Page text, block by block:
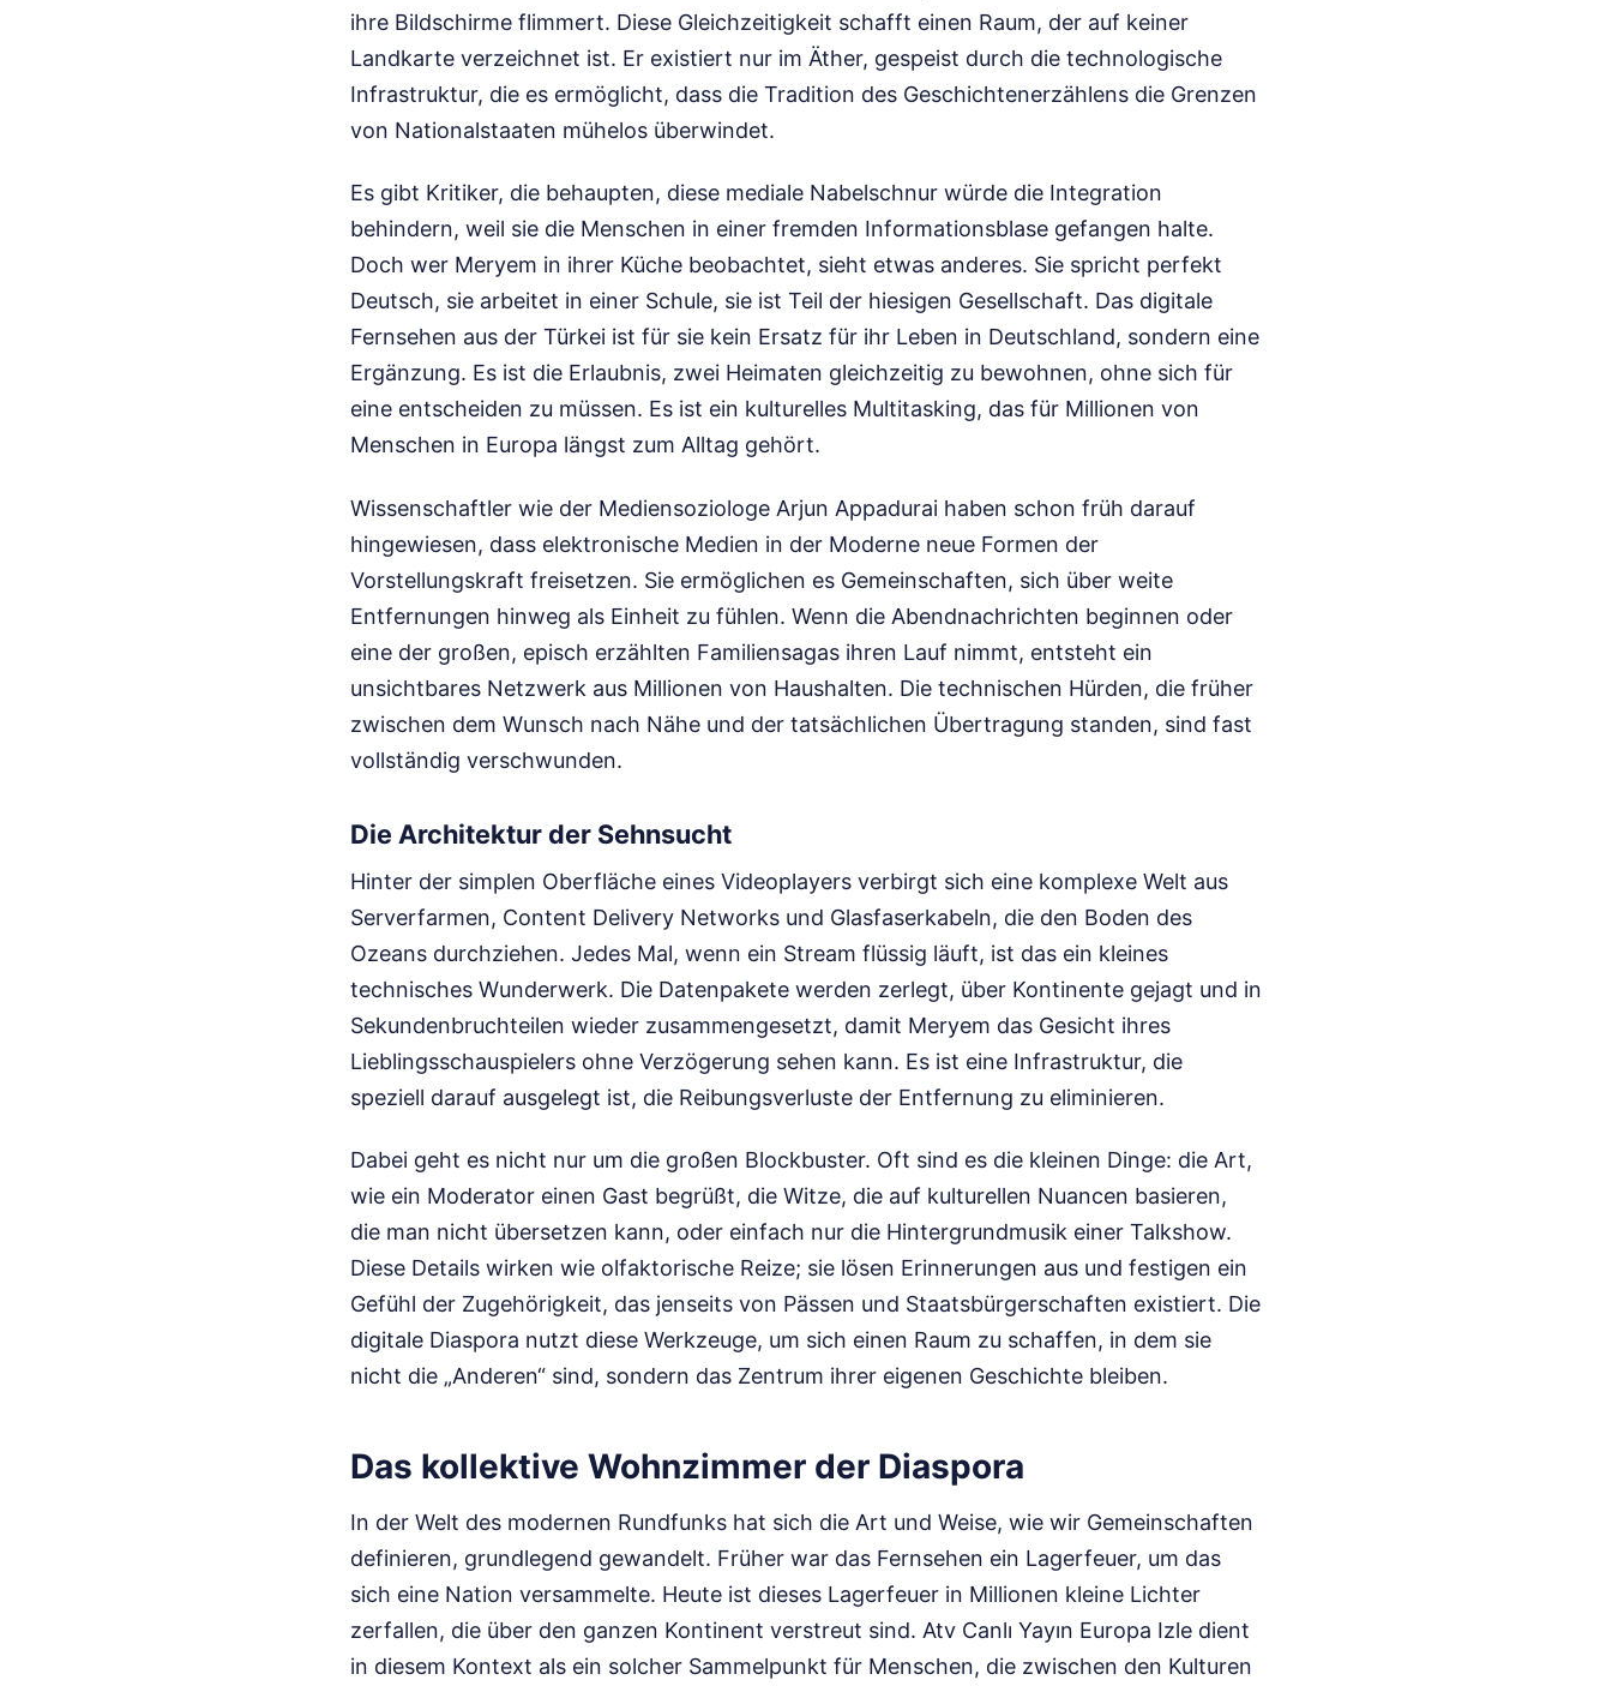
ihre Bildschirme flimmert. Diese Gleichzeitigkeit schafft einen Raum, der auf keiner
Landkarte verzeichnet ist. Er existiert nur im Äther, gespeist durch die technologische
Infrastruktur, die es ermöglicht, dass die Tradition des Geschichtenerzählens die Grenzen
von Nationalstaaten mühelos überwindet.
Es gibt Kritiker, die behaupten, diese mediale Nabelschnur würde die Integration
behindern, weil sie die Menschen in einer fremden Informationsblase gefangen halte.
Doch wer Meryem in ihrer Küche beobachtet, sieht etwas anderes. Sie spricht perfekt
Deutsch, sie arbeitet in einer Schule, sie ist Teil der hiesigen Gesellschaft. Das digitale
Fernsehen aus der Türkei ist für sie kein Ersatz für ihr Leben in Deutschland, sondern eine
Ergänzung. Es ist die Erlaubnis, zwei Heimaten gleichzeitig zu bewohnen, ohne sich für
eine entscheiden zu müssen. Es ist ein kulturelles Multitasking, das für Millionen von
Menschen in Europa längst zum Alltag gehört.
Wissenschaftler wie der Mediensoziologe Arjun Appadurai haben schon früh darauf
hingewiesen, dass elektronische Medien in der Moderne neue Formen der
Vorstellungskraft freisetzen. Sie ermöglichen es Gemeinschaften, sich über weite
Entfernungen hinweg als Einheit zu fühlen. Wenn die Abendnachrichten beginnen oder
eine der großen, episch erzählten Familiensagas ihren Lauf nimmt, entsteht ein
unsichtbares Netzwerk aus Millionen von Haushalten. Die technischen Hürden, die früher
zwischen dem Wunsch nach Nähe und der tatsächlichen Übertragung standen, sind fast
vollständig verschwunden.
Die Architektur der Sehnsucht
Hinter der simplen Oberfläche eines Videoplayers verbirgt sich eine komplexe Welt aus
Serverfarmen, Content Delivery Networks und Glasfaserkabeln, die den Boden des
Ozeans durchziehen. Jedes Mal, wenn ein Stream flüssig läuft, ist das ein kleines
technisches Wunderwerk. Die Datenpakete werden zerlegt, über Kontinente gejagt und in
Sekundenbruchteilen wieder zusammengesetzt, damit Meryem das Gesicht ihres
Lieblingsschauspielers ohne Verzögerung sehen kann. Es ist eine Infrastruktur, die
speziell darauf ausgelegt ist, die Reibungsverluste der Entfernung zu eliminieren.
Dabei geht es nicht nur um die großen Blockbuster. Oft sind es die kleinen Dinge: die Art,
wie ein Moderator einen Gast begrüßt, die Witze, die auf kulturellen Nuancen basieren,
die man nicht übersetzen kann, oder einfach nur die Hintergrundmusik einer Talkshow.
Diese Details wirken wie olfaktorische Reize; sie lösen Erinnerungen aus und festigen ein
Gefühl der Zugehörigkeit, das jenseits von Pässen und Staatsbürgerschaften existiert. Die
digitale Diaspora nutzt diese Werkzeuge, um sich einen Raum zu schaffen, in dem sie
nicht die „Anderen“ sind, sondern das Zentrum ihrer eigenen Geschichte bleiben.
Das kollektive Wohnzimmer der Diaspora
In der Welt des modernen Rundfunks hat sich die Art und Weise, wie wir Gemeinschaften
definieren, grundlegend gewandelt. Früher war das Fernsehen ein Lagerfeuer, um das
sich eine Nation versammelte. Heute ist dieses Lagerfeuer in Millionen kleine Lichter
zerfallen, die über den ganzen Kontinent verstreut sind. Atv Canlı Yayın Europa Izle dient
in diesem Kontext als ein solcher Sammelpunkt für Menschen, die zwischen den Kulturen